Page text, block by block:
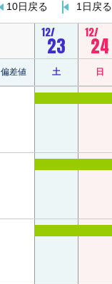
10日戻る 1日戻る
12/
23
12/
24
偏差値 土 日